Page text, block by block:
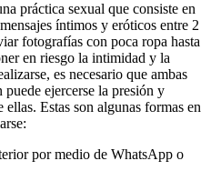
práctica sexual que consiste en
íntimos y eróticos entre 2
fotografías con poca ropa hasta
en riesgo la intimidad y la
es necesario que ambas
ejercerse la presión y
Estas son algunas formas en
por medio de WhatsApp o